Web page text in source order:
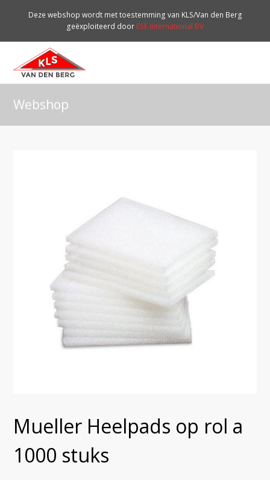
Deze webshop wordt met toestemming van KLS/Van den Berg
geëxploiteerd door ESE International BV
Webshop
Mueller Heelpads op rol a
1000 stuks